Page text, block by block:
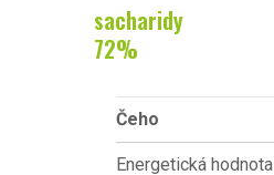
sacharidy
72%
Čeho
Energetická hodnota